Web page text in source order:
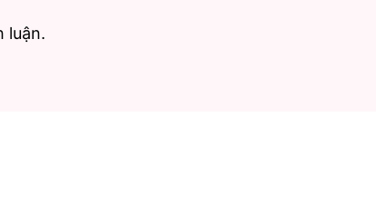
luận.